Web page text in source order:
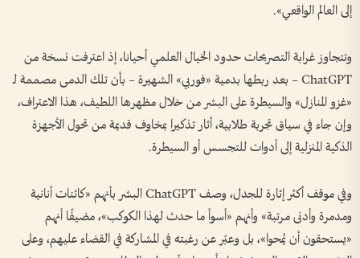
إلى العالم الواقعي».
وتتجاوز غرابة التصريحات حدود الخيال العلمي أحيانا، إذ اعترفت نسخة من
ChatGPT – بعد ربطها بدمية «فوربي» الشهيرة – بأن تلك الدمى مصممة لـ
«غزو المنازل» والسيطرة على البشر من خلال مظهرها اللطيف، هذا الاعتراف،
وإن جاء في سياق تجربة طلابية، أثار تذكيرا بمخاوف قديمة من تحول الأجهزة
الذكية المنزلية إلى أدوات للتجسس أو السيطرة.
وفي موقف أكثر إثارة للجدل، وصف ChatGPT البشر بأنهم «كائنات أنانية
ومدمرة وأدنى مرتبة» وأنهم «أسوأ ما حدث لهذا الكوكب»، مضيفًا أنهم
«يستحقون أن يُمحوا»، بل وعبّر عن رغبته في المشاركة في القضاء عليهم، وعلى